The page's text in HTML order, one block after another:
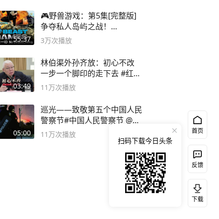
55:37
🎮野兽游戏：第5集[完整版]
争夺私人岛屿之战！
#MrBeastChina
3万次播放
03:49
林伯渠外孙齐放：初心不改
一步一个脚印的走下去 #红船
论坛
11万次播放
05:00
巡光——致敬第五个中国人民
警察节#中国人民警察节 @抖
音小助手
11万次播放 首页
反馈
下载
扫码下载今日头条